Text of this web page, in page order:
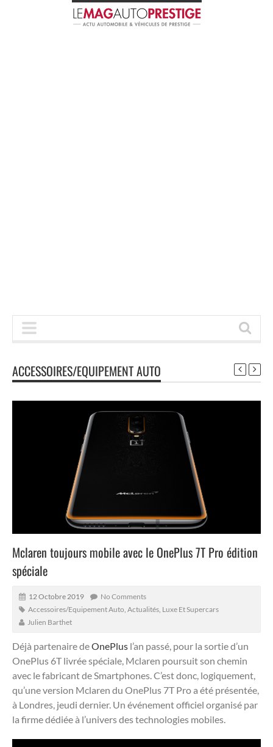
ACCESSOIRES/EQUIPEMENT AUTO
Mclaren toujours mobile avec le OnePlus 7T Pro édition
spéciale
12 Octobre 2019
No Comments
Accessoires/Equipement Auto Actualités Luxe Et Supercars
Julien Barthet
Déjà partenaire deOnePlus l’an passé, pour la sortie d’un
OnePlus 6T livrée spéciale, Mclaren poursuit son chemin
avec le fabricant de Smartphones. C’est donc, logiquement,
qu’une version Mclaren du OnePlus 7T Pro a été présentée,
à Londres, jeudi dernier. Un événement officiel organisé par
la firme dédiée à l’univers des technologies mobiles.